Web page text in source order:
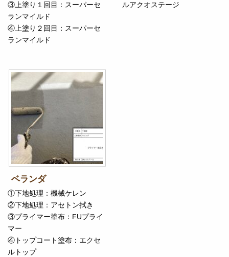
③上塗り１回目：スーパーセ
ランマイルド
④上塗り２回目：スーパーセ
ランマイルド
ルアクオステージ
ベランダ
①下地処理：機械ケレン
②下地処理：アセトン拭き
③プライマー塗布：FUプライ
マー
④トップコート塗布：エクセ
ルトップ